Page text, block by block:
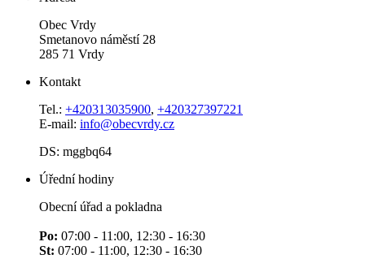
Obec Vrdy
Smetanovo náměstí 28
285 71 Vrdy
Kontakt
Tel.: +420313035900, +420327397221
E-mail: info@obecvrdy.cz
DS: mggbq64
Úřední hodiny
Obecní úřad a pokladna
Po: 07:00 - 11:00, 12:30 - 16:30
St: 07:00 - 11:00, 12:30 - 16:30